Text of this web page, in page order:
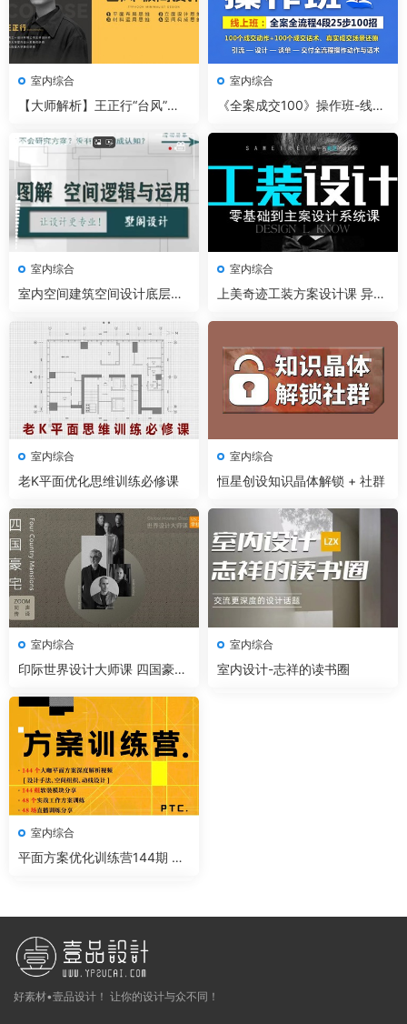
室内综合
【大师解析】王正行“台风”极
室内综合
《全案成交100》操作班-线上
室内综合
室内空间建筑空间设计底层逻
室内综合
上美奇迹工装方案设计课 异形
室内综合
老K平面优化思维训练必修课
室内综合
恒星创设知识晶体解锁 + 社群
室内综合
印际世界设计大师课 四国豪宅
室内综合
室内设计-志祥的读书圈
室内综合
平面方案优化训练营144期 大
好素材•壹品设计！ 让你的设计与众不同！